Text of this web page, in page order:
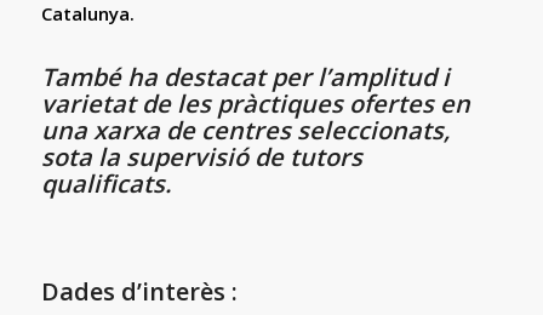
Catalunya.
També ha destacat per l’amplitud i
varietat de les pràctiques ofertes en
una xarxa de centres seleccionats,
sota la supervisió de tutors
qualificats.
Dades d’interès :